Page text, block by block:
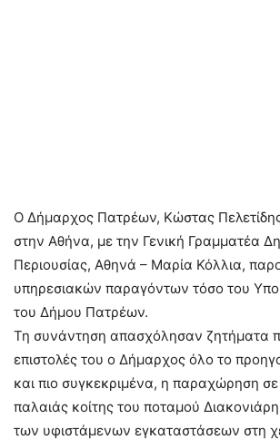
Ο Δήμαρχος Πατρέων, Κώστας
στην Αθήνα, με την Γενική Γραμματέα
Περιουσίας, Αθηνά – Μαρία Κόλλια,
υπηρεσιακών παραγόντων τόσο του
του Δήμου Πατρέων.
Τη συνάντηση απασχόλησαν ζητήματα
επιστολές του ο Δήμαρχος όλο το
και πιο συγκεκριμένα, η παραχώρηση
παλαιάς κοίτης του ποταμού
των υφιστάμενων εγκαταστάσεων στη